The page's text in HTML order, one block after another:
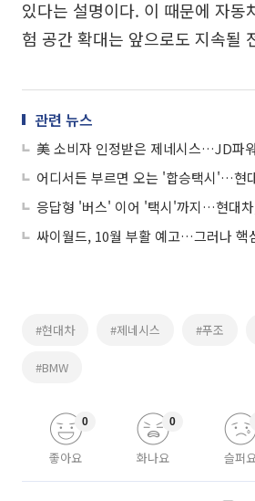
있다는 설명이다. 이 때문에 자동
험 공간 확대는 앞으로도 지속될
관련 뉴스
#현대차 #제네시스 #푸조
#BMW
좋아요
0
화나요
0
슬퍼